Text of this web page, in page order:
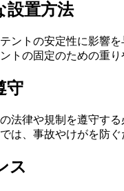
設置方法
ントの安定性に影響
トの固定のための重
守
法律や規制を遵守す
は、事故やけがを防ぐ
ス